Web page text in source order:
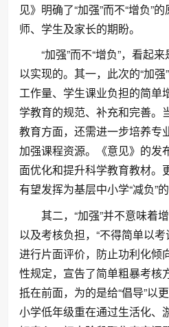
见》明确了“加强”而不“增负”
师、学生及家长的期盼。
“加强”而不“增负”，看起
以实现的。其一，此次的“加
工作量、学生课业负担的简单
学教育的规范、补充和完善。
教育方面，还需进一步培养专
加强课程资源。《意见》的发
面优化和提升科学教育教材。
有望发挥为基层中小学“减负”的
其二，“加强”并不意味着
以及考核负担，“不得简单以
进行片面评价，防止功利化倾
性规定，宣告了简单粗暴考核
抵在前面，为的是给“倡导”
小学低年级重在通过生活化、